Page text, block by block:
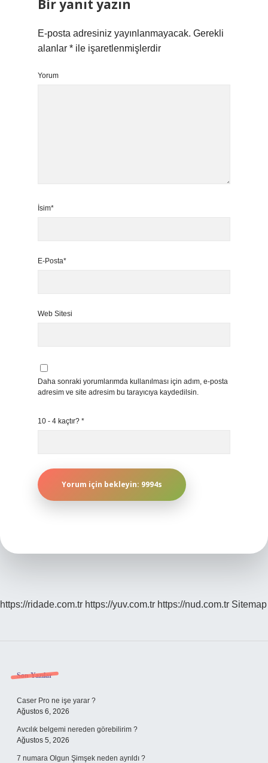
Bir yanıt yazın
E-posta adresiniz yayınlanmayacak. Gerekli
alanlar * ile işaretlenmişlerdir
Yorum
İsim*
E-Posta*
Web Sitesi
Daha sonraki yorumlarımda kullanılması için adım, e-posta
adresim ve site adresim bu tarayıcıya kaydedilsin.
10 - 4 kaçtır? *
https://ridade.com.tr https://yuv.com.tr https://nud.com.tr Sitemap
Sidebar
Son Yazılar
Caser Pro ne işe yarar ?
Ağustos 6, 2026
Avcılık belgemi nereden görebilirim ?
Ağustos 5, 2026
7 numara Olgun Şimşek neden ayrıldı ?